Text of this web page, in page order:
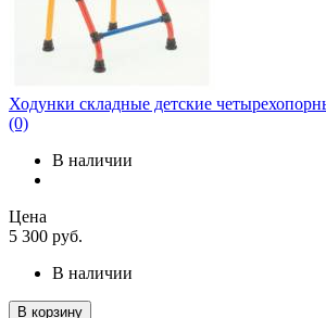
Ходунки складные детские
(0)
В наличии
Цена
5 300 руб.
В наличии
В корзину